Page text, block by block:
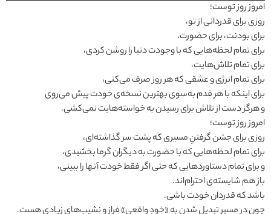
امروز روز توست؛
روزی برای قدردانی از تو،
برای بودنت، برای حضورت،
برای تمام لحظه‌هایی که با وجودت دنیا را روشن کردی،
برای تمام تلاش‌هایت،
برای تمام انرژی و عشقی که هر روز صرف می‌کنی،
برای اینکه با هر قدم به‌سوی بهترین نسخه‌ی خودت پیش می‌روی
و هرگز دست از تلاش برای رسیدن به خواسته‌هایت نمی‌کشی.
امروز روز توست؛
روزی برای جشن گرفتنِ مسیری که پشت سر گذاشته‌ای،
برای تمام لحظه‌هایی که با حضورت به دیگران گرما بخشیدی،
و برای تمام دستاوردهایی که حتی اگر فقط خودت آنها را ببینی،
باز هم شایسته‌ی احترام‌اند.
باشد که قدردان خودت باشی.
چون در مسیر تبدیل شدن به «خودِ واقعی» فراز و نشیب‌های زیادی هست.